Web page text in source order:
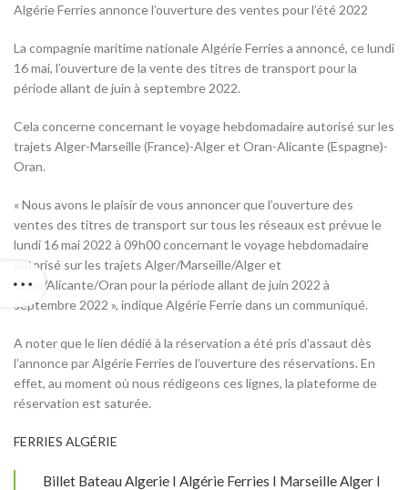
Algérie Ferries annonce l’ouverture des ventes pour l’été 2022
La compagnie maritime nationale Algérie Ferries a annoncé, ce lundi
16 mai, l’ouverture de la vente des titres de transport pour la
période allant de juin à septembre 2022.
Cela concerne concernant le voyage hebdomadaire autorisé sur les
trajets Alger-Marseille (France)-Alger et Oran-Alicante (Espagne)-
Oran.
« Nous avons le plaisir de vous annoncer que l’ouverture des
ventes des titres de transport sur tous les réseaux est prévue le
lundi 16 mai 2022 à 09h00 concernant le voyage hebdomadaire
autorisé sur les trajets Alger/Marseille/Alger et
Oran/Alicante/Oran pour la période allant de juin 2022 à
septembre 2022 », indique Algérie Ferrie dans un communiqué.
A noter que le lien dédié à la réservation a été pris d’assaut dès
l’annonce par Algérie Ferries de l’ouverture des réservations. En
effet, au moment où nous rédigeons ces lignes, la plateforme de
réservation est saturée.
FERRIES ALGÉRIE
Billet Bateau Algerie I Algérie Ferries I Marseille Alger I